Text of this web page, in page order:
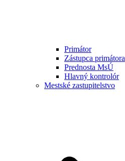
Primátor
Zástupca primátora
Prednosta MsÚ
Hlavný kontrolór
Mestské zastupitelstvo